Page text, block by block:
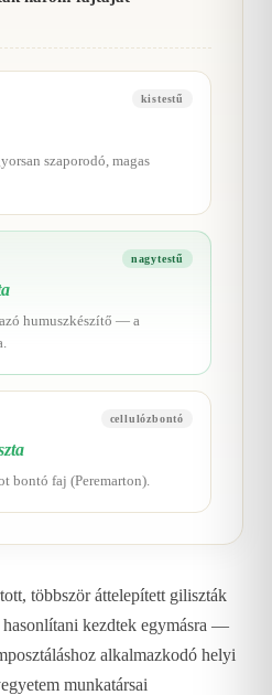
kistestű
szaporodó, magas
nagytestű
humuszkészítő — a
cellulózbontó
bontó faj (Peremarton).
többször áttelepített giliszták
kezdtek egymásra —
alkalmazkodó helyi
munkatársai